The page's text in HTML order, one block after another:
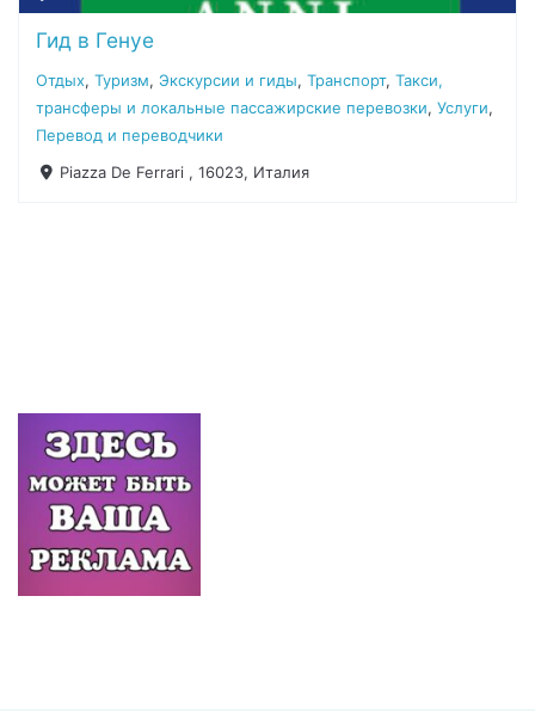
Гид в Генуе
Отдых,Туризм,Экскурсии и гиды,Транспорт,Такси,
трансферы и локальные пассажирские перевозки,Услуги,
Перевод и переводчики
Piazza De Ferrari , 16023, Италия